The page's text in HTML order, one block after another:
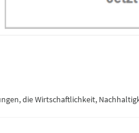
die Wirtschaftlichkeit,